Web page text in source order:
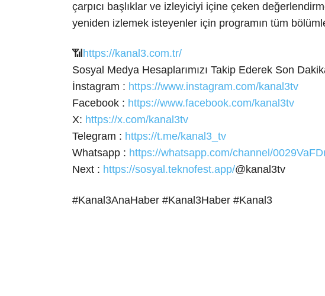
çarpıcı başlıklar ve izleyiciyi içine çeken
yeniden izlemek isteyenler için programın tüm
📶 https://kanal3.com.tr/
Sosyal Medya Hesaplarımızı Takip Ederek Son
İnstagram : https://www.instagram.com/kanal3tv
Facebook : https://www.facebook.com/kanal3tv
X: https://x.com/kanal3tv
Telegram : https://t.me/kanal3_tv
Whatsapp : https://whatsapp.com/channel/
Next : https://sosyal.teknofest.app/@kanal3tv
#Kanal3AnaHaber #Kanal3Haber #Kanal3